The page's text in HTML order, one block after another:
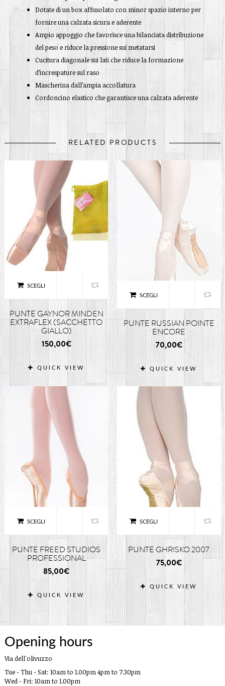
Dotate di un box affusolato con minor spazio interno per
fornire una calzata sicura e aderente
Ampio appoggio che favorisce una bilanciata distribuzione
del peso e riduce la pressione sui metatarsi
Cucitura diagonale sui lati che riduce la formazione
d’increspature sul raso
Mascherina dall’ampia accollatura
Cordoncino elastico che garantisce una calzata aderente
RELATED PRODUCTS
SCEGLI
PUNTE GAYNOR MINDEN
EXTRAFLEX (SACCHETTO
GIALLO)
150,00€
QUICK VIEW
SCEGLI
PUNTE RUSSIAN POINTE
ENCORE
70,00€
QUICK VIEW
SCEGLI
PUNTE FREED STUDIOS
PROFESSIONAL
85,00€
QUICK VIEW
SCEGLI
PUNTE GHRISKO 2007
75,00€
QUICK VIEW
Opening hours
Via dell'olivuzzo
Tue - Thu - Sat: 10am to 1.00pm 4pm to 7.30pm
Wed - Fri: 10am to 1.00pm